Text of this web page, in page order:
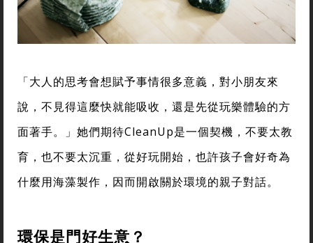
「大人的思考會想賦予事情很多意義，對小朋友來
說，不見得這麼快就能吸收，還是先從玩樂體驗的方
面著手。」她們期待CleanUp是一個契機，不要太教
育，也不要太沉重，從好玩開始，也許孩子會好奇為
什麼用海藻製作，因而開啟關於環境的親子對話。
環保是門好生意？